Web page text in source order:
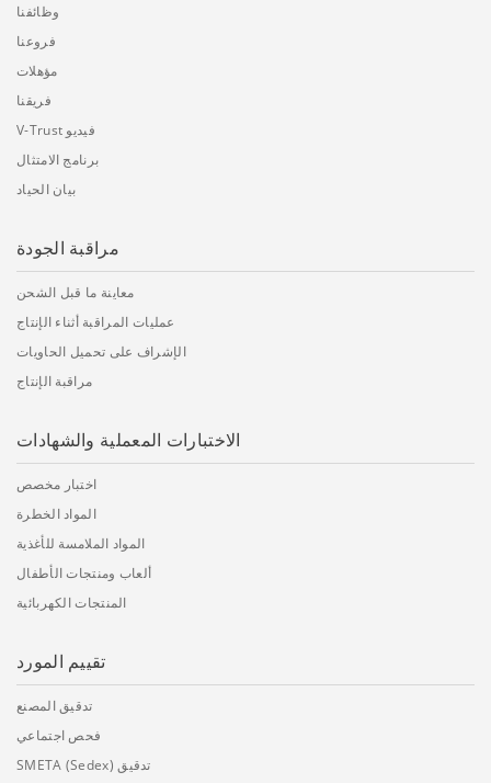
وظائفنا
فروعنا
مؤهلات
فريقنا
فيديو V-Trust
برنامج الامتثال
بيان الحياد
مراقبة الجودة
معاينة ما قبل الشحن
عمليات المراقبة أثناء الإنتاج
الإشراف على تحميل الحاويات
مراقبة الإنتاج
الاختبارات المعملية والشهادات
اختبار مخصص
المواد الخطرة
المواد الملامسة للأغذية
ألعاب ومنتجات الأطفال
المنتجات الكهربائية
تقييم المورد
تدقيق المصنع
فحص اجتماعي
تدقيق SMETA (Sedex)